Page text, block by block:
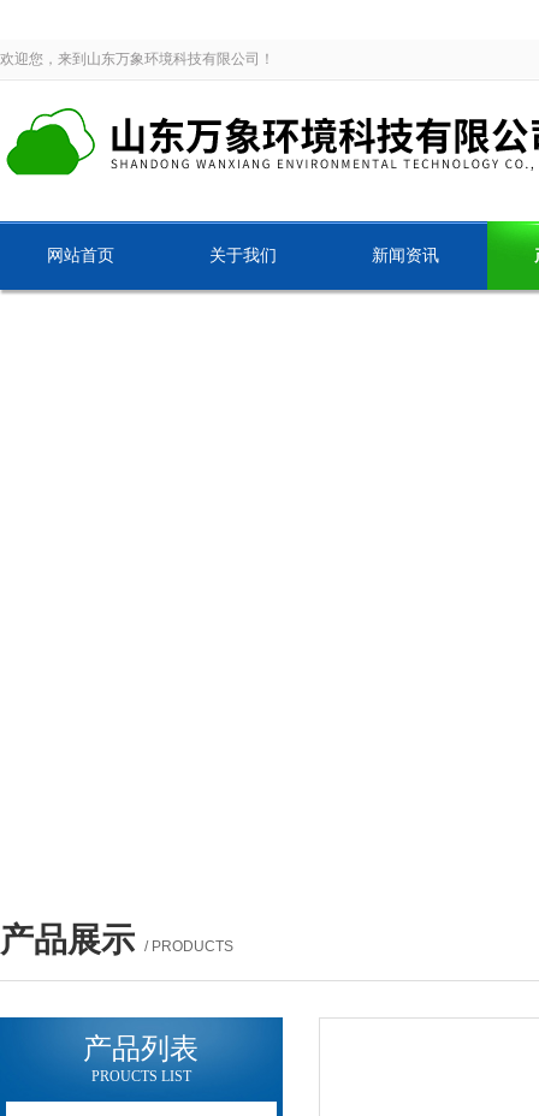
欢迎您，来到山东万象环境科技有限公司！
网站首页 关于我们 新闻资讯
产品展示 / PRODUCTS
产品列表
PROUCTS LIST